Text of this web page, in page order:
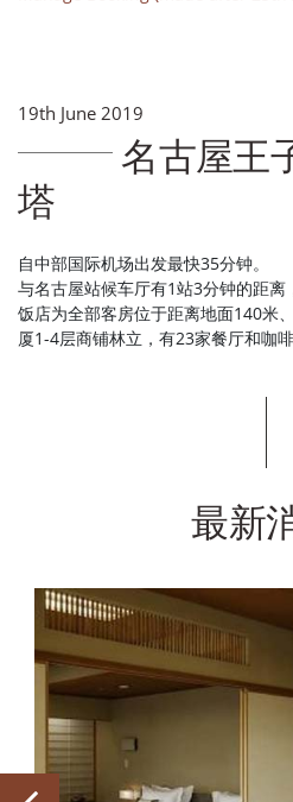
19th June 2019
名古屋王
塔
自中部国际机场出发最快35分钟。
与名古屋站候车厅有1站3分钟的距离
饭店为全部客房位于距离地面140米
厦1-4层商铺林立，有23家餐厅和咖
最新